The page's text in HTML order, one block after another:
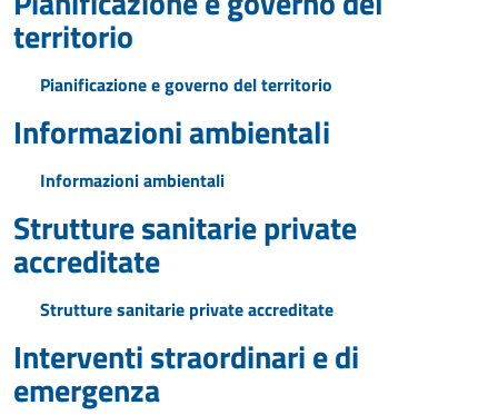
territorio
Pianificazione e governo del territorio
Informazioni ambientali
Informazioni ambientali
Strutture sanitarie private
accreditate
Strutture sanitarie private accreditate
Interventi straordinari e di
emergenza